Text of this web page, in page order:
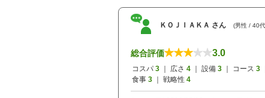
ＫＯＪＩＡＫＡ さん (男性 / 40
総合評価 3.0
コスパ 3 ｜ 広さ 4 ｜ 設備 3 ｜ コース 3
食事 3 ｜ 戦略性 4